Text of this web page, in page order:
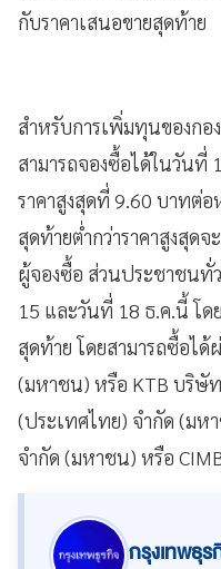
กับราคาเสนอขายสุดท้าย
สำหรับการเพิ่มทุนของกอ
สามารถจองซื้อได้ในวันที่
ราคาสูงสุดที่ 9.60 บาทต่
สุดท้ายต่ำกว่าราคาสูงสุด
ผู้จองซื้อ ส่วนประชาชนทั่
15 และวันที่ 18 ธ.ค.นี้ โด
สุดท้าย โดยสามารถซื้อได้
(มหาชน) หรือ KTB บริษั
(ประเทศไทย) จำกัด (มห
จำกัด (มหาชน) หรือ
กรุงเทพธุร